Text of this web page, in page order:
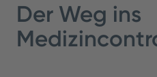
Der Weg ins